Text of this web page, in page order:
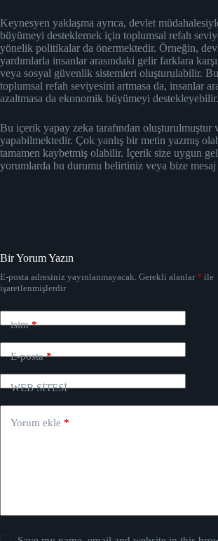
Keynesyen yaklaşma ayrıca, devlet
büyümeyi desteklemek için toplumsal refah
yönelik politikalar da önermektedir. Örneğin,
yardımlarla insanlar arasındaki gelir farklara
veya sosyal güvenlik sistemleri oluşturulabilir.
toplumsal refah seviyesini artmasa da, insanlar
azaltmasa da ekonomik büyümeyi destekleyebilir.
Bu içerik yapay zeka tarafından oluşturulmuştur
yapabilmektedir. Çok yanlış bir metin yazmış
tamamen kaybetmiş olabilir. İçerik size uygun
yorumlarda bu durumu belirtiniz veya bize mesaj
Bir Yorum Yazın
E-posta adresiniz yayınlanmayacak. Gerekli alanlar* ile
işaretlenmişlerdir
isim*
E-posta*
WEB SİTESİ
Yorum ekle *